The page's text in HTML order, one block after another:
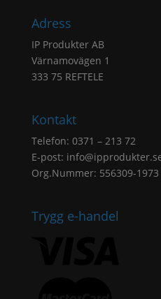
Adress
IP Produkter AB
Värnamovägen 1
333 75 REFTELE
Kontakt
Telefon: 0371 – 213 72
E-post:
Org.Nummer: 556309-1973
Trygg e-handel